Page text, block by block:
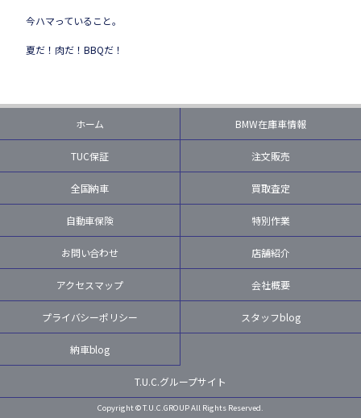
今ハマっていること。
夏だ！肉だ！BBQだ！
ホーム BMW在庫車情報
TUC保証 注文販売
全国納車 買取査定
自動車保険 特別作業
お問い合わせ 店舗紹介
アクセスマップ 会社概要
プライバシーポリシー スタッフblog
納車blog
T.U.C.グループサイト
Copyright © T.U.C.GROUP All Rights Reserved.